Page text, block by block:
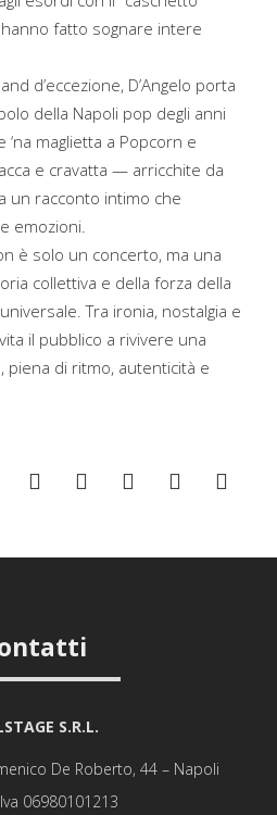
fatto sognare intere
d’eccezione, D’Angelo porta
della Napoli pop degli anni
maglietta a Popcorn e
e cravatta — arricchite da
un racconto intimo che
emozioni.
è solo un concerto, ma una
collettiva e della forza della
Tra ironia, nostalgia e
il pubblico a rivivere una
piena di ritmo, autenticità e
S.R.L.
De Roberto, 44 – Napoli
06980101213